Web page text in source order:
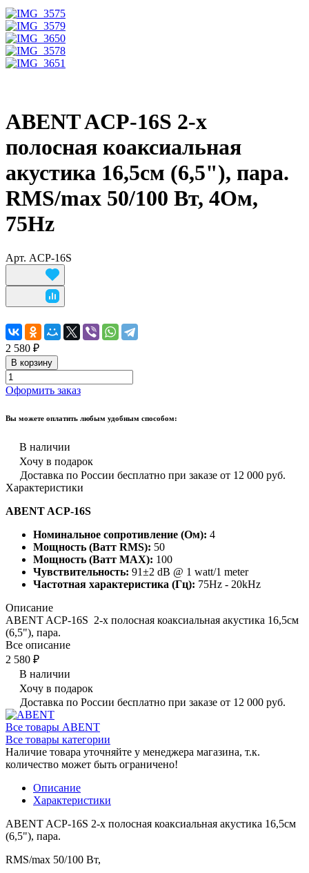
ABENT ACP-16S 2-х
полосная коаксиальная
акустика 16,5см (6,5"), пара.
RMS/max 50/100 Вт, 4Ом,
75Hz
Арт. ACP-16S
2 580 ₽
В корзину
Оформить заказ
Вы можете оплатить любым удобным способом:
В наличии
Хочу в подарок
Доставка по России бесплатно при заказе от 12 000 руб.
Характеристики
ABENT ACP-16S
Номинальное сопротивление (Ом): 4
Мощность (Ватт RMS): 50
Мощность (Ватт MAX): 100
Чувствительность: 91±2 dB @ 1 watt/1 meter
Частотная характеристика (Гц): 75Hz - 20kHz
Описание
ABENT ACP-16S 2-х полосная коаксиальная акустика 16,5см
(6,5"), пара.
Все описание
2 580 ₽
В наличии
Хочу в подарок
Доставка по России бесплатно при заказе от 12 000 руб.
Все товары ABENT
Все товары категории
Наличие товара уточняйте у менеджера магазина, т.к.
количество может быть ограничено!
Описание
Характеристики
ABENT ACP-16S 2-х полосная коаксиальная акустика 16,5см
(6,5"), пара.
RMS/max 50/100 Вт,